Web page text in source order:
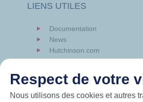
LIENS UTILES
Documentation
News
Hutchinson.com
Respect de votre
Nous utilisons des cookies et autres